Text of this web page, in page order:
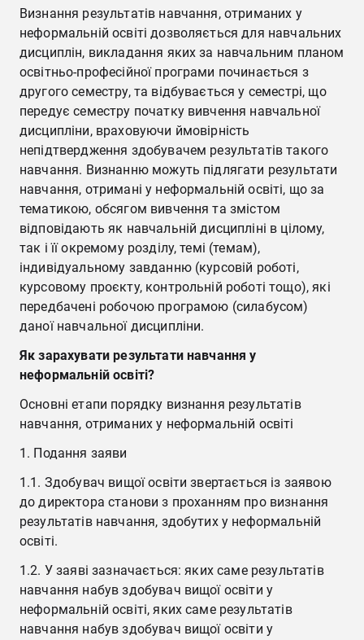
Визнання результатів навчання, отриманих у
неформальній освіті дозволяється для навчальних
дисциплін, викладання яких за навчальним планом
освітньо-професійної програми починається з
другого семестру, та відбувається у семестрі, що
передує семестру початку вивчення навчальної
дисципліни, враховуючи ймовірність
непідтвердження здобувачем результатів такого
навчання. Визнанню можуть підлягати результати
навчання, отримані у неформальній освіті, що за
тематикою, обсягом вивчення та змістом
відповідають як навчальній дисципліні в цілому,
так і її окремому розділу, темі (темам),
індивідуальному завданню (курсовій роботі,
курсовому проєкту, контрольній роботі тощо), які
передбачені робочою програмою (силабусом)
даної навчальної дисципліни.
Як зарахувати результати навчання у
неформальній освіті?
Основні етапи порядку визнання результатів
навчання, отриманих у неформальній освіті
Подання заяви
1.1. Здобувач вищої освіти звертається із заявою
до директора станови з проханням про визнання
результатів навчання, здобутих у неформальній
освіті.
1.2. У заяві зазначається: яких саме результатів
навчання набув здобувач вищої освіти у
неформальній освіті, яких саме результатів
навчання набув здобувач вищої освіти у